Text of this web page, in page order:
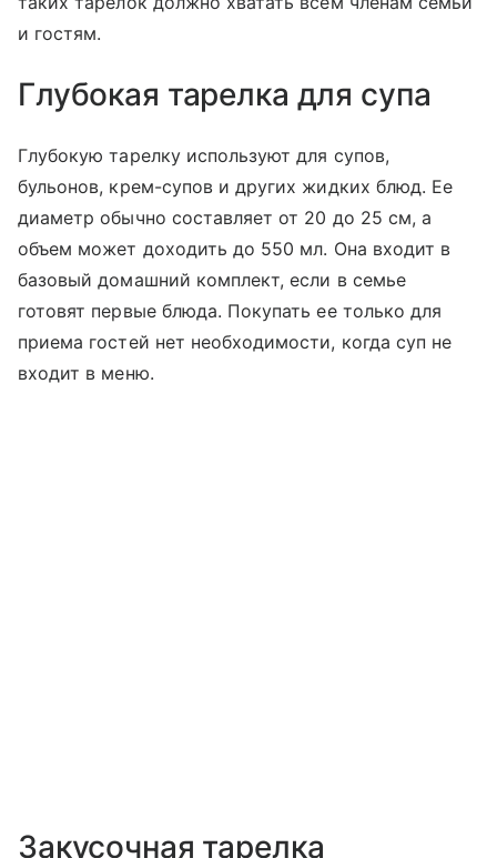
и гостям.
Глубокая тарелка для супа
Глубокую тарелку используют для супов,
бульонов, крем-супов и других жидких блюд. Ее
диаметр обычно составляет от 20 до 25 см, а
объем может доходить до 550 мл. Она входит в
базовый домашний комплект, если в семье
готовят первые блюда. Покупать ее только для
приема гостей нет необходимости, когда суп не
входит в меню.
Закусочная тарелка